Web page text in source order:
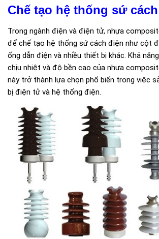
Chế tạo hệ thống sứ
Trong ngành điện và điện tử, nhựa
để chế tạo hệ thống sứ cách điện như cột
ống dẫn điện và nhiều thiết bị khác. Khả
chịu nhiệt và độ bền cao của nhựa
này trở thành lựa chọn phổ biến trong việc
bị điện tử và hệ thống điện.